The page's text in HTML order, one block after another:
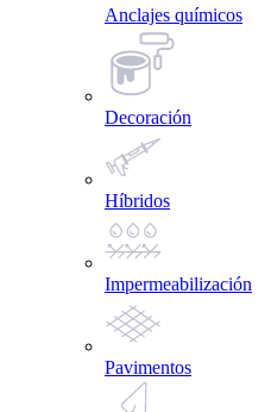
Anclajes químicos
Decoración
Híbridos
Impermeabilización
Pavimentos